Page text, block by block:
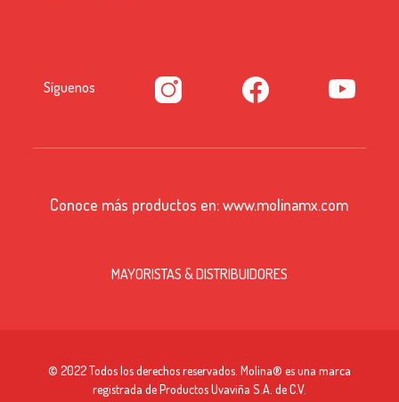
Síguenos
Conoce más productos en:www.molinamx.com
MAYORISTAS & DISTRIBUIDORES
© 2022 Todos los derechos reservados. Molina® es una marca
registrada de Productos Uvaviña S.A. de C.V.